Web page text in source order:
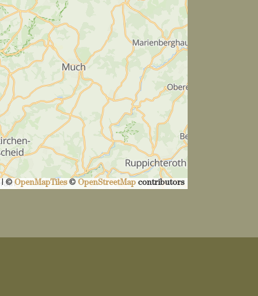
|©OpenMapTiles© OpenStreetMap contributors